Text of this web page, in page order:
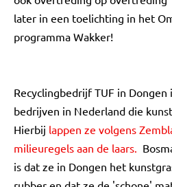
later in een toelichting in het
programma Wakker!
Recyclingbedrijf TUF in Dongen
bedrijven in Nederland die
Hierbij lappen ze volgens
milieuregels aan de laars.
is dat ze in Dongen het